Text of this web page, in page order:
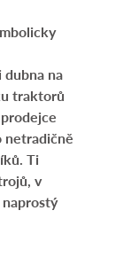
na
traktorů
Ti
v